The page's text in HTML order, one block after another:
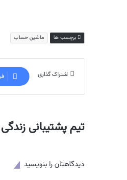
برچسب ها ماشین حساب
اشتراک گذاری
تیم پشتیبانی
دیدگاهتان را بنویسید